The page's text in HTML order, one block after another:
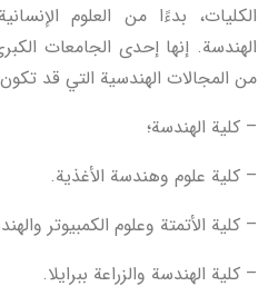
الكليات، بدءًا من العلوم
الهندسة. إنها إحدى الجامعات
من المجالات الهندسية التي قد تكون
– كلية الهندسة؛
– كلية علوم وهندسة الأغذية.
– كلية الأتمتة وعلوم الكمبيوتر
– كلية الهندسة والزراعة ببرايلا.